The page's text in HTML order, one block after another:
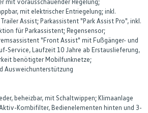
mit elektrischer Entriegelung; inkl.
Assist; Parkassistent "Park Assist Pro", inkl.
für Parkassistent; Regensensor;
"Front Assist" mit Fußgänger- und
Service, Laufzeit 10 Jahre ab Erstauslieferung,
benötigter Mobilfunknetze;
Ausweichunterstützung
beheizbar, mit Schaltwippen; Klimaanlage
Kombifilter, Bedienelementen hinten und 3-